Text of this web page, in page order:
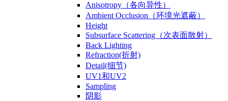
Anisotropy（各向异性）
Ambient Occlusion（环境光遮蔽）
Height
Subsurface Scattering（次表面散射）
Back Lighting
Refraction(折射)
Detail(细节)
UV1和UV2
Sampling
阴影